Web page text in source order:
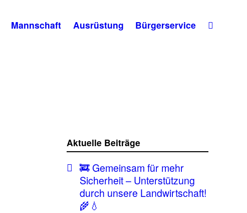
Mannschaft Ausrüstung Bürgerservice
Aktuelle Beiträge
🚒 Gemeinsam für mehr
Sicherheit – Unterstützung
durch unsere Landwirtschaft!
🌾💧